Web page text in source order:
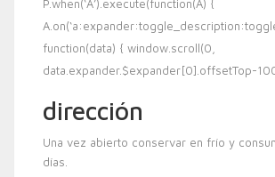
P.when(‘A’).execute(function(A) {
function(data) { window.scroll(0,
data.expander.$expander[0].offsetTop-
dirección
Una vez abierto conservar en frío y
días.